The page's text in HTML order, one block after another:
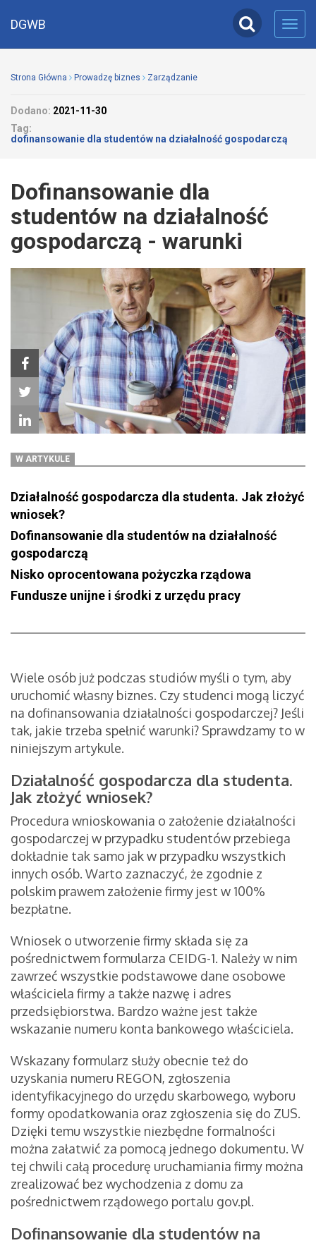
DGWB
Strona Główna Prowadzę biznes Zarządzanie
Dodano: 2021-11-30
Tag:
dofinansowanie dla studentów na działalność gospodarczą
Dofinansowanie dla
studentów na działalność
gospodarczą - warunki
W ARTYKULE
Działalność gospodarcza dla studenta. Jak złożyć
wniosek?
Dofinansowanie dla studentów na działalność
gospodarczą
Nisko oprocentowana pożyczka rządowa
Fundusze unijne i środki z urzędu pracy
Wiele osób już podczas studiów myśli o tym, aby
uruchomić własny biznes. Czy studenci mogą liczyć
na dofinansowania działalności gospodarczej? Jeśli
tak, jakie trzeba spełnić warunki? Sprawdzamy to w
niniejszym artykule.
Działalność gospodarcza dla studenta.
Jak złożyć wniosek?
Procedura wnioskowania o założenie działalności
gospodarczej w przypadku studentów przebiega
dokładnie tak samo jak w przypadku wszystkich
innych osób. Warto zaznaczyć, że zgodnie z
polskim prawem założenie firmy jest w 100%
bezpłatne.
Wniosek o utworzenie firmy składa się za
pośrednictwem formularza CEIDG-1. Należy w nim
zawrzeć wszystkie podstawowe dane osobowe
właściciela firmy a także nazwę i adres
przedsiębiorstwa. Bardzo ważne jest także
wskazanie numeru konta bankowego właściciela.
Wskazany formularz służy obecnie też do
uzyskania numeru REGON, zgłoszenia
identyfikacyjnego do urzędu skarbowego, wyboru
formy opodatkowania oraz zgłoszenia się do ZUS.
Dzięki temu wszystkie niezbędne formalności
można załatwić za pomocą jednego dokumentu. W
tej chwili całą procedurę uruchamiania firmy można
zrealizować bez wychodzenia z domu za
pośrednictwem rządowego portalu gov.pl.
Dofinansowanie dla studentów na